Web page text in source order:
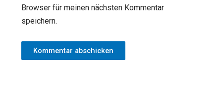
Browser für meinen nächsten Kommentar
speichern.